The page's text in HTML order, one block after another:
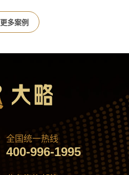
更多案例
全国统一热线
400-996-1995